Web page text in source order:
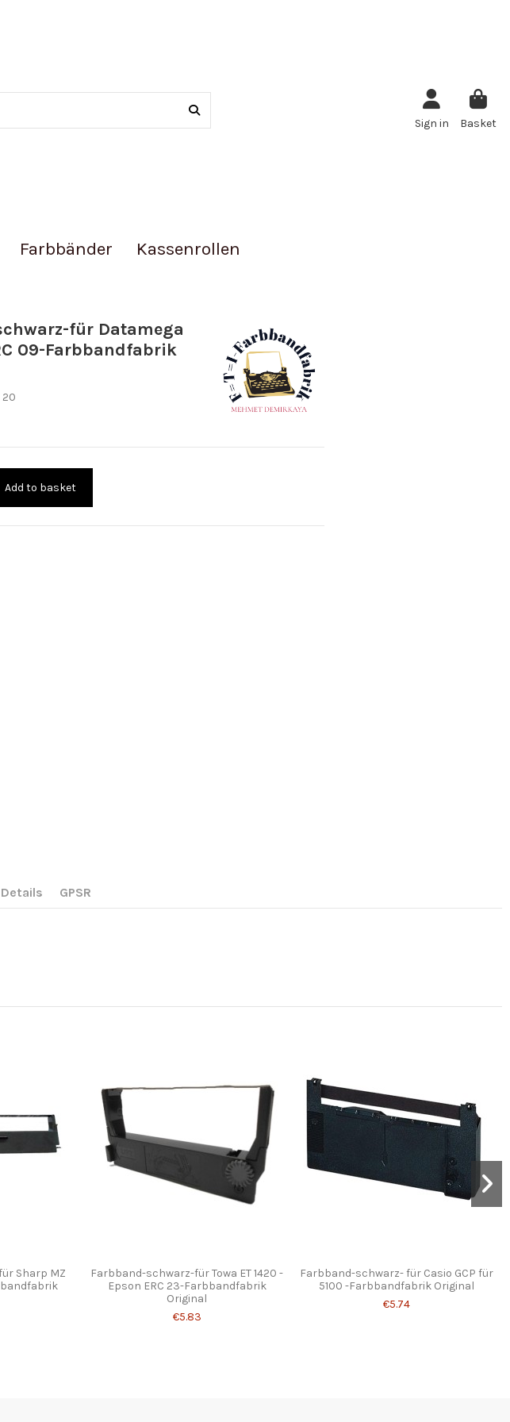
Sign in Basket
Farbbänder Kassenrollen
für Datamega
09-Farbbandfabrik
20
Add to basket
GPSR
Sharp MZ
Farbband-schwarz-für Towa ET 1420 -
Epson ERC 23-Farbbandfabrik
Original
€5.83
Farbband-schwarz- für Casio GCP für
5100 -Farbbandfabrik Original
€5.74